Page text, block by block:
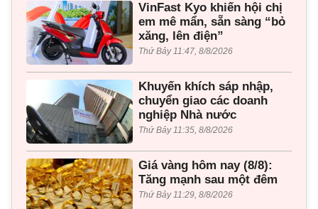
VinFast Kyo khiến hội chị
em mê mẩn, sẵn sàng “bỏ
xăng, lên điện”
Thứ Bảy 11:47, 8/8/2026
Khuyến khích sáp nhập,
chuyển giao các doanh
nghiệp Nhà nước
Thứ Bảy 11:35, 8/8/2026
Giá vàng hôm nay (8/8):
Tăng mạnh sau một đêm
Thứ Bảy 11:29, 8/8/2026